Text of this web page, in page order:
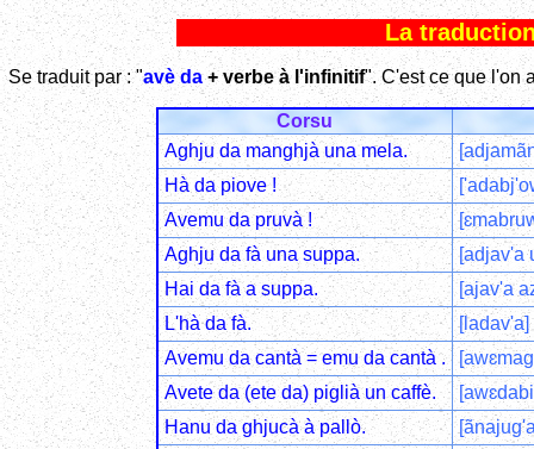
La
Se traduit par : "avè da+ verbe à l'infinitif". C'est ce que l'on
Corsu
Aghju da manghjà una mela.
Hà da piove !
Avemu da pruvà !
Aghju da fà una suppa.
[adjav'a
Hai da fà a suppa.
[ajav'a
L'hà da fà.
[ladav'a]
Avemu da cantà = emu da cantà .
Avete da (ete da) piglià un caffè.
Hanu da ghjucà à pallò.